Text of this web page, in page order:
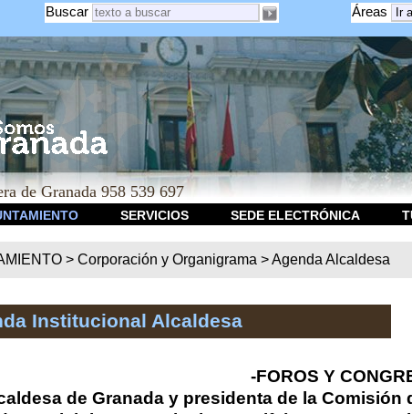
Áreas
Buscar
de Granada 958 539 697
SERVICIOS SEDE ELECTRÓNICA
>Corporación y Organigrama >Agenda Alcaldesa
Institucional Alcaldesa
-FOROS Y
de Granada y presidenta de la